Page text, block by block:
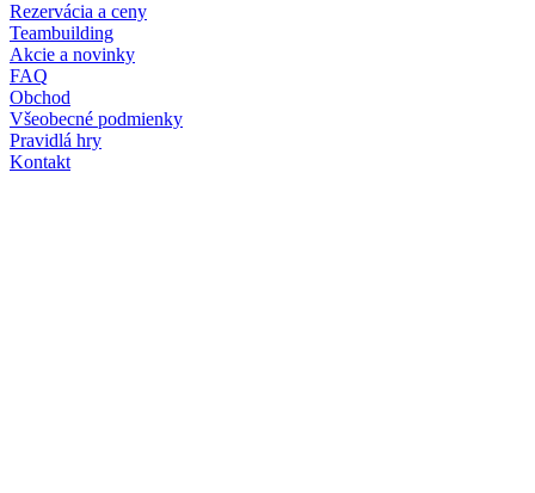
Rezervácia a ceny
Teambuilding
Akcie a novinky
FAQ
Obchod
Všeobecné podmienky
Pravidlá hry
Kontakt